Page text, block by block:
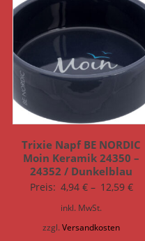
Trixie Napf BE NORDIC
Moin Keramik 24350 –
24352 / Dunkelblau
Preis: 4,94 €– 12,59 €
inkl. MwSt.
zzgl.Versandkosten